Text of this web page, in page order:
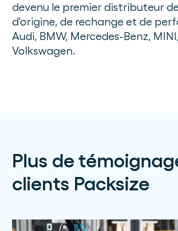
devenu le premier distributeur
d'origine, de rechange et de
Audi, BMW, Mercedes-Benz,
Volkswagen.
Plus de
clients Packsize